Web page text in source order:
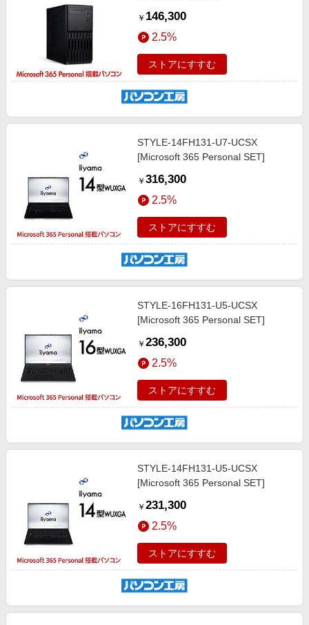
￥ 146,300
2.5%
ストアにすすむ
STYLE-14FH131-U7-UCSX
[Microsoft 365 Personal SET]
￥ 316,300
2.5%
ストアにすすむ
STYLE-16FH131-U5-UCSX
[Microsoft 365 Personal SET]
￥ 236,300
2.5%
ストアにすすむ
STYLE-14FH131-U5-UCSX
[Microsoft 365 Personal SET]
￥ 231,300
2.5%
ストアにすすむ